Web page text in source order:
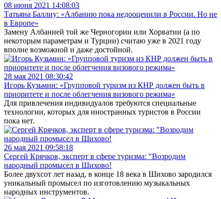
08 июня 2021 14:08:03
Татьяна Баллиу: «Албанию пока недооценили в России. Но не
в Европе»
Замену Албанией той же Черногории или Хорватии (а по
некоторым параметрам и Турции) считаю уже в 2021 году
вполне возможной и даже достойной.
28 мая 2021 08:30:42
Игорь Кузьмин: «Групповой туризм из КНР должен быть в
приоритете и после облегчения визового режима»
Для привлечения индивидуалов требуются специальные
технологии, которых для иностранных туристов в России
пока нет.
26 мая 2021 09:58:18
Сергей Крячков, эксперт в сфере туризма: "Возродим
народный промысел в Шихово!
Более двухсот лет назад, в конце 18 века в Шихово зародился
уникальный промысел по изготовлению музыкальных
народных инструментов.